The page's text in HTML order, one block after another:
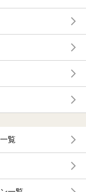
覧